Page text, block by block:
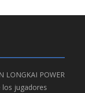
LONGKAI POWER
los jugadores